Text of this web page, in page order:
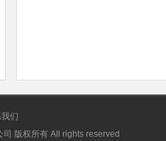
们
版权所有 All rights reserved